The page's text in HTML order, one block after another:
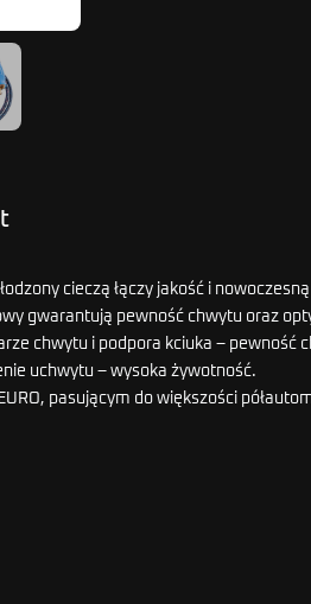
cieczą łączy jakość i
gwarantują pewność chwytu oraz
chwytu i podpora kciuka –
uchwytu – wysoka żywotność.
pasującym do większości